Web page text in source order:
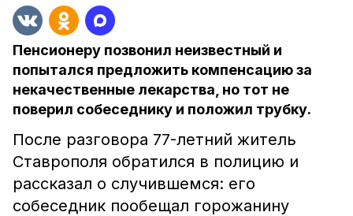
Пенсионеру позвонил неизвестный и
попытался предложить компенсацию за
некачественные лекарства, но тот не
поверил собеседнику и положил трубку.
После разговора 77-летний житель
Ставрополя обратился в полицию и
рассказал о случившемся: его
собеседник пообещал горожанину